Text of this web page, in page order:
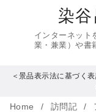
へ
染
インターネット
業・兼業）や書
＜景品表示法に基づく
Home 訪問記